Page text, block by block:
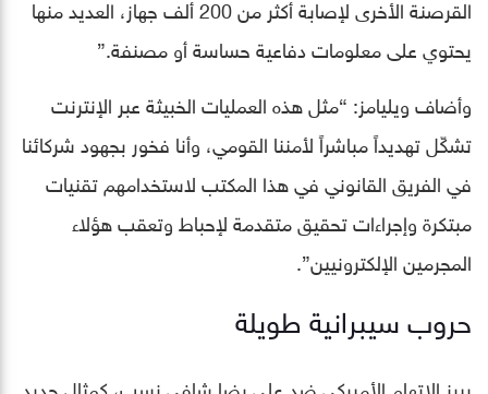
القرصنة الأخرى لإصابة أكثر من 200 ألف جهاز، العديد منها
يحتوي على معلومات دفاعية حساسة أو مصنفة.”
وأضاف ويليامز: “مثل هذه العمليات الخبيثة عبر الإنترنت
تشكّل تهديداً مباشراً لأمننا القومي، وأنا فخور بجهود شركائنا
في الفريق القانوني في هذا المكتب لاستخدامهم تقنيات
مبتكرة وإجراءات تحقيق متقدمة لإحباط وتعقب هؤلاء
المجرمين الإلكترونيين”.
حروب سيبرانية طويلة
يبرز الاتهام الأميركي ضد علي رضا شافي نسب، كمثال جديد